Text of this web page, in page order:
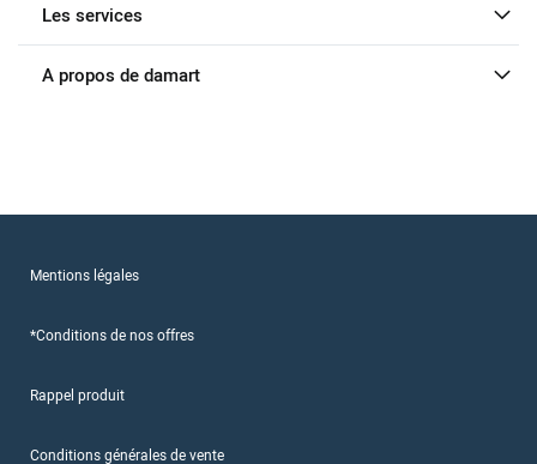
Les services
A propos de damart
Mentions légales
*Conditions de nos offres
Rappel produit
Conditions générales de vente